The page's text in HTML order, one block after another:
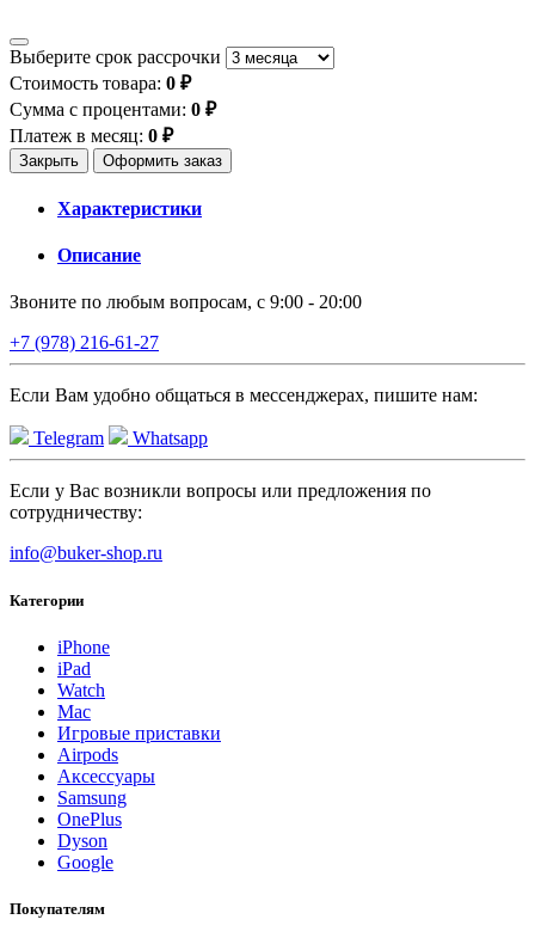
Выберите срок рассрочки
Стоимость товара: 0 ₽
Сумма с процентами: 0 ₽
Платеж в месяц: 0 ₽
Закрыть Оформить заказ
Характеристики
Описание
Звоните по любым вопросам, с 9:00 - 20:00
+7 (978) 216-61-27
Если Вам удобно общаться в мессенджерах, пишите нам:
Telegram Whatsapp
Если у Вас возникли вопросы или предложения по
сотрудничеству:
info@buker-shop.ru
Категории
iPhone
iPad
Watch
Mac
Игровые приставки
Airpods
Аксессуары
Samsung
OnePlus
Dyson
Google
Покупателям